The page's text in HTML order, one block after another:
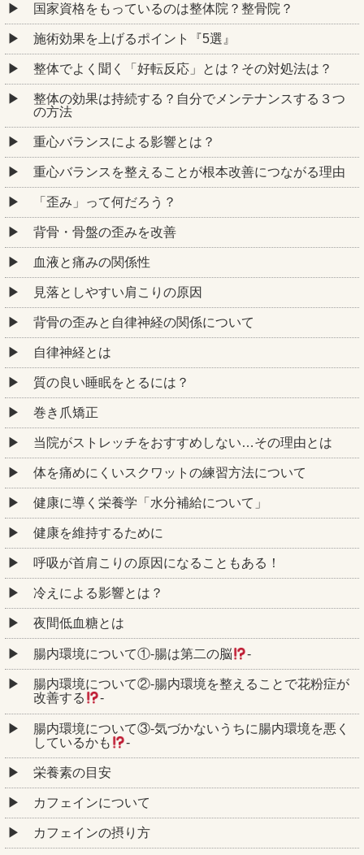
国家資格をもっているのは整体院？整骨院？
施術効果を上げるポイント『5選』
整体でよく聞く「好転反応」とは？その対処法は？
整体の効果は持続する？自分でメンテナンスする３つ
の方法
重心バランスによる影響とは？
重心バランスを整えることが根本改善につながる理由
「歪み」って何だろう？
背骨・骨盤の歪みを改善
血液と痛みの関係性
見落としやすい肩こりの原因
背骨の歪みと自律神経の関係について
自律神経とは
質の良い睡眠をとるには？
巻き爪矯正
当院がストレッチをおすすめしない…その理由とは
体を痛めにくいスクワットの練習方法について
健康に導く栄養学「水分補給について」
健康を維持するために
呼吸が首肩こりの原因になることもある！
冷えによる影響とは？
夜間低血糖とは
腸内環境について①‐腸は第二の脳 ‐
腸内環境について②‐腸内環境を整えることで花粉症が
改善する
‐
腸内環境について③‐気づかないうちに腸内環境を悪く
しているかも
‐
栄養素の目安
カフェインについて
カフェインの摂り方